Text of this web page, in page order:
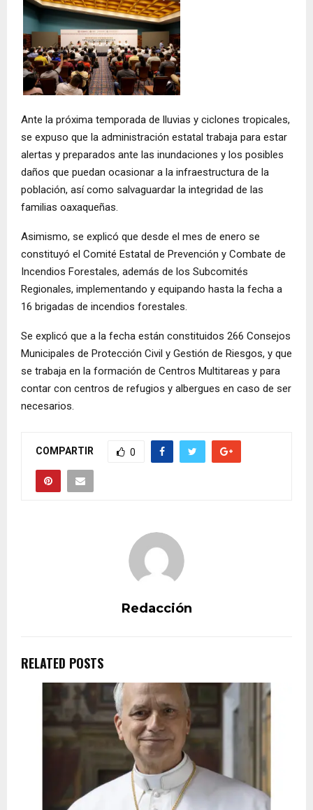
Ante la próxima temporada de lluvias y ciclones tropicales,
se expuso que la administración estatal trabaja para estar
alertas y preparados ante las inundaciones y los posibles
daños que puedan ocasionar a la infraestructura de la
población, así como salvaguardar la integridad de las
familias oaxaqueñas.
Asimismo, se explicó que desde el mes de enero se
constituyó el Comité Estatal de Prevención y Combate de
Incendios Forestales, además de los Subcomités
Regionales, implementando y equipando hasta la fecha a
16 brigadas de incendios forestales.
Se explicó que a la fecha están constituidos 266 Consejos
Municipales de Protección Civil y Gestión de Riesgos, y que
se trabaja en la formación de Centros Multitareas y para
contar con centros de refugios y albergues en caso de ser
necesarios.
COMPARTIR 0
Redacción
RELATED POSTS